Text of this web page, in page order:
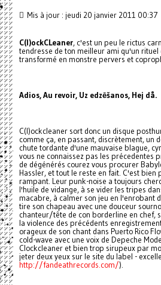
Mis à jour : jeudi 20 janvier 2011 00:37
C(l)ockCLeaner, c'est un peu le rictus
tendresse de ton meilleur ami qu'un
transformé en monstre pervers et
Adios, Au revoir, Uz edzēšanos, Hej då.
C(l)ockcleaner sort donc un disque
comme ça, en passant, discrètement, un
chute tordante d'une mauvaise blague,
vous ne connaissez pas les précedentes
de dégénérés courez vous procurer
Hassler, et tout le reste en fait. C'est bien
rampant. Leur punk-noise a toujours
l'huile de vidange, à se vider les tripes
macabre, à calmer son jeu en l'enrobant
tire son chapeau avec une douceur
chanteur/tête de con borderline en chef,
la violence des précédents
orageux de son chant dans Puerto Rico
cold-wave avec une voix de Depeche
Clockcleaner et bien trop sirupeux par
jeter deux yeux sur le site du label -
http://fandeathrecords.com/).